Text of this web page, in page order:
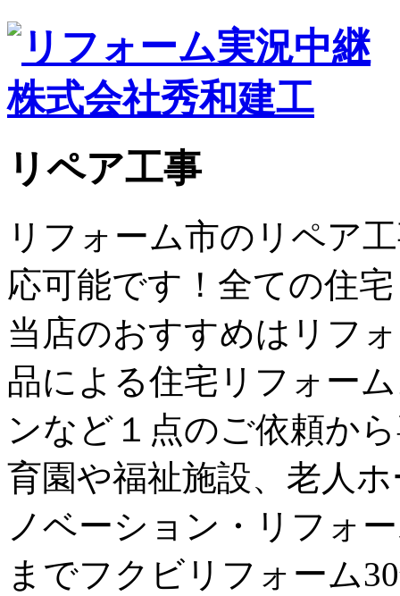
リペア工事
リフォーム市のリペア
応可能です！全ての住
当店のおすすめはリフ
品による住宅リフォー
ンなど１点のご依頼か
育園や福祉施設、老人
ノベーション・リフォ
までフクビリフォーム